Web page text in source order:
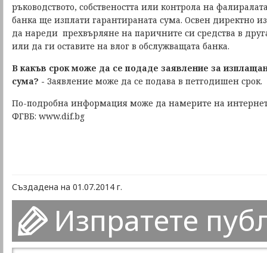
ръководството, собствеността или контрола на
банка ще изплати гарантираната сума. Освен директно
да нареди прехвърляне на паричните си средства в
или да ги оставите на влог в обслужващата банка.
В какъв срок може да се подаде заявление за
сума? - Заявление може да се подава в петгодишен срок.
По-подробна информация може да намерите на
ФГВБ: www.dif.bg
Създадена на 01.07.2014 г.
Изпратете